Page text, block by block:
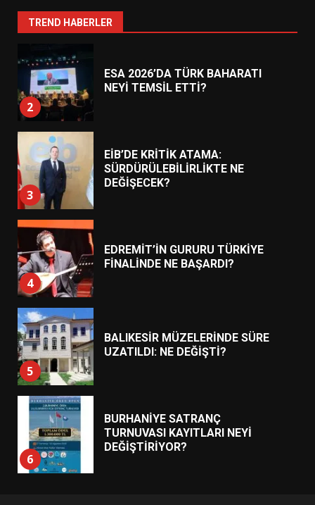
TREND HABERLER
1
2
ESA 2026’DA TÜRK BAHARATI
NEYİ TEMSİL ETTİ?
3
EİB’DE KRİTİK ATAMA:
SÜRDÜRÜLEBİLİRLİKTE NE
DEĞİŞECEK?
4
EDREMİT’İN GURURU TÜRKİYE
FİNALİNDE NE BAŞARDI?
5
BALIKESİR MÜZELERİNDE SÜRE
UZATILDI: NE DEĞİŞTİ?
6
BURHANİYE SATRANÇ
TURNUVASI KAYITLARI NEYİ
DEĞİŞTİRİYOR?